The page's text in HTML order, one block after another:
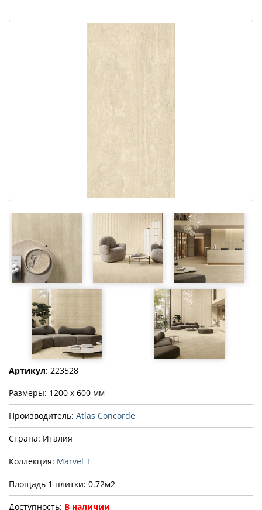
Артикул: 223528
Размеры: 1200 x 600 мм
Производитель: Atlas Concorde
Страна: Италия
Коллекция: Marvel T
Площадь 1 плитки: 0.72м2
Доступность: В наличии